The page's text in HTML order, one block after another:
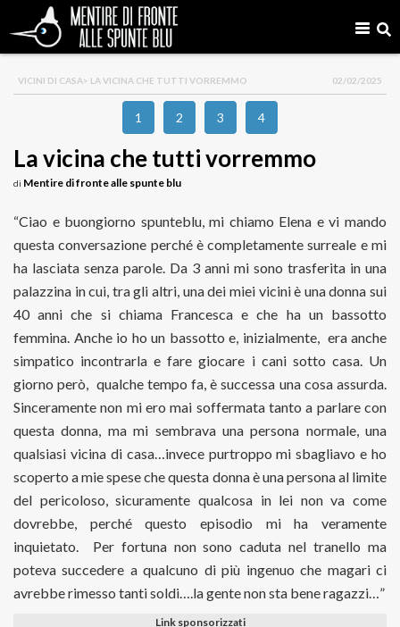
VICINI DI CASA> LA VICINA CHE TUTTI VORREMMO 02/02/2025
1 2 3 4
La vicina che tutti vorremmo
di Mentire di fronte alle spunte blu
“Ciao e buongiorno spunteblu, mi chiamo Elena e vi mando
questa conversazione perché è completamente surreale e mi
ha lasciata senza parole. Da 3 anni mi sono trasferita in una
palazzina in cui, tra gli altri, una dei miei vicini è una donna sui
40 anni che si chiama Francesca e che ha un bassotto
femmina. Anche io ho un bassotto e, inizialmente, era anche
simpatico incontrarla e fare giocare i cani sotto casa. Un
giorno però, qualche tempo fa, è successa una cosa assurda.
Sinceramente non mi ero mai soffermata tanto a parlare con
questa donna, ma mi sembrava una persona normale, una
qualsiasi vicina di casa…invece purtroppo mi sbagliavo e ho
scoperto a mie spese che questa donna è una persona al limite
del pericoloso, sicuramente qualcosa in lei non va come
dovrebbe, perché questo episodio mi ha veramente
inquietato. Per fortuna non sono caduta nel tranello ma
poteva succedere a qualcuno di più ingenuo che magari ci
avrebbe rimesso tanti soldi….la gente non sta bene ragazzi…”